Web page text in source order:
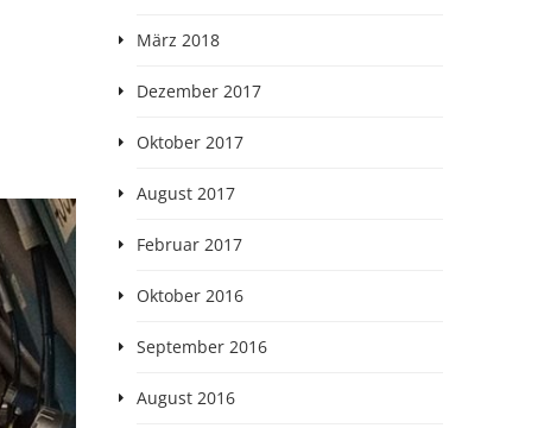
März 2018
Dezember 2017
Oktober 2017
August 2017
Februar 2017
Oktober 2016
September 2016
August 2016